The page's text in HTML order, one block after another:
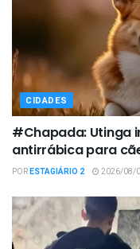
CIDADES
#Chapada: Utinga
antirrábica para
PORESTAGIÁRIO 2 2026/08/